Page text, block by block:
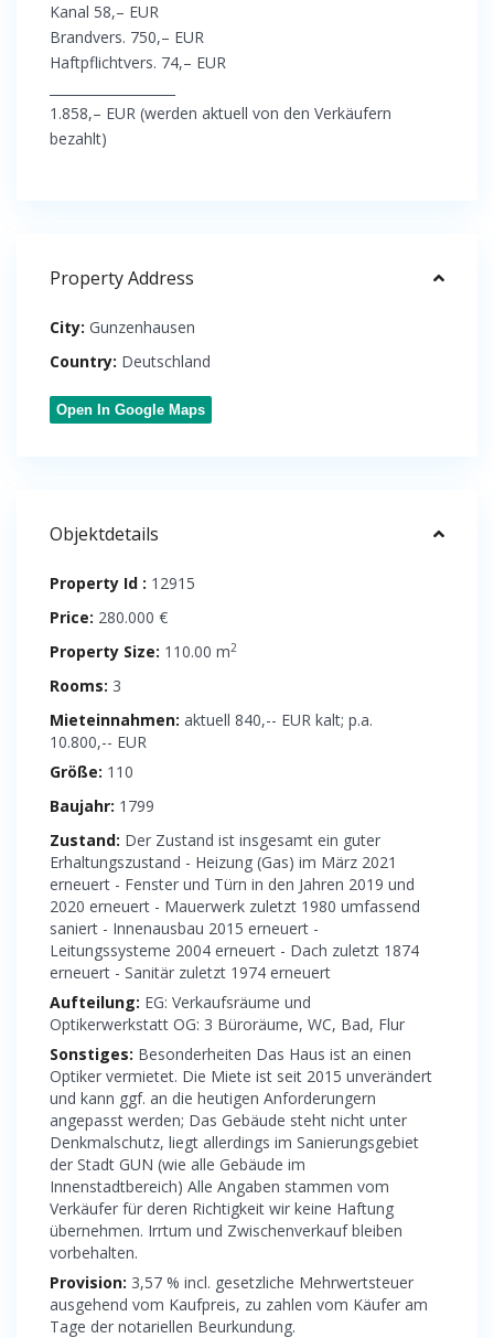
Kanal 58,– EUR
Brandvers. 750,– EUR
Haftpflichtvers. 74,– EUR
1.858,– EUR (werden aktuell von den Verkäufern
bezahlt)
Property Address
City: Gunzenhausen
Country: Deutschland
Open In Google Maps
Objektdetails
Property Id : 12915
Price: 280.000 €
Property Size: 110.00 m2
Rooms: 3
Mieteinnahmen: aktuell 840,-- EUR kalt; p.a.
10.800,-- EUR
Größe: 110
Baujahr: 1799
Zustand: Der Zustand ist insgesamt ein guter
Erhaltungszustand - Heizung (Gas) im März 2021
erneuert - Fenster und Türn in den Jahren 2019 und
2020 erneuert - Mauerwerk zuletzt 1980 umfassend
saniert - Innenausbau 2015 erneuert -
Leitungssysteme 2004 erneuert - Dach zuletzt 1874
erneuert - Sanitär zuletzt 1974 erneuert
Aufteilung: EG: Verkaufsräume und
Optikerwerkstatt OG: 3 Büroräume, WC, Bad, Flur
Sonstiges: Besonderheiten Das Haus ist an einen
Optiker vermietet. Die Miete ist seit 2015 unverändert
und kann ggf. an die heutigen Anforderungern
angepasst werden; Das Gebäude steht nicht unter
Denkmalschutz, liegt allerdings im Sanierungsgebiet
der Stadt GUN (wie alle Gebäude im
Innenstadtbereich) Alle Angaben stammen vom
Verkäufer für deren Richtigkeit wir keine Haftung
übernehmen. Irrtum und Zwischenverkauf bleiben
vorbehalten.
Provision: 3,57 % incl. gesetzliche Mehrwertsteuer
ausgehend vom Kaufpreis, zu zahlen vom Käufer am
Tage der notariellen Beurkundung.